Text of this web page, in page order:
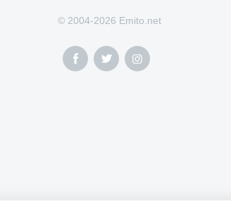
© 2004-2026 Emito.net